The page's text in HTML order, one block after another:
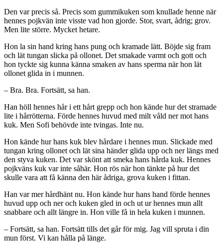
Den var precis så. Precis som gummikuken som knullade henne när
hennes pojkvän inte visste vad hon gjorde. Stor, svart, ådrig; grov.
Men lite större. Mycket hetare.
Hon la sin hand kring hans pung och kramade lätt. Böjde sig fram
och lät tungan slicka på ollonet. Det smakade varmt och gott och
hon tyckte sig kunna känna smaken av hans sperma när hon lät
ollonet glida in i munnen.
– Bra. Bra. Fortsätt, sa han.
Han höll hennes hår i ett hårt grepp och hon kände hur det stramade
lite i hårrötterna. Förde hennes huvud med milt våld ner mot hans
kuk. Men Sofi behövde inte tvingas. Inte nu.
Hon kände hur hans kuk blev hårdare i hennes mun. Slickade med
tungan kring ollonet och lät sina händer glida upp och ner längs med
den styva kuken. Det var skönt att smeka hans hårda kuk. Hennes
pojkväns kuk var inte såhär. Hon rös när hon tänkte på hur det
skulle vara att få känna den här ådriga, grova kuken i fittan.
Han var mer hårdhänt nu. Hon kände hur hans hand förde hennes
huvud upp och ner och kuken gled in och ut ur hennes mun allt
snabbare och allt längre in. Hon ville få in hela kuken i munnen.
– Fortsätt, sa han. Fortsätt tills det går för mig. Jag vill spruta i din
mun först. Vi kan hålla på länge.